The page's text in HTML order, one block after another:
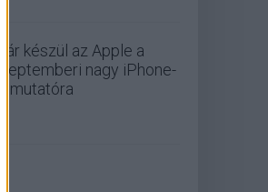
Már készül az Apple a
szeptemberi nagy iPhone-
bemutatóra